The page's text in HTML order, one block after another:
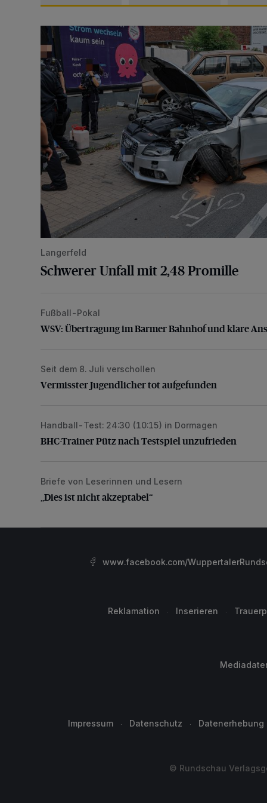
Schwerer Unfall mit 2,48 Promille
Langerfeld
Schwerer Unfall mit 2,48 Promille
WSV: Übertragung im Barmer Bahnhof und klare
Fußball-Pokal
WSV: Übertragung im Barmer Bahnhof und klare
Vermisster Jugendlicher tot aufgefunden
Seit dem 8. Juli verschollen
Vermisster Jugendlicher tot aufgefunden
BHC-Trainer Pütz nach Testspiel unzufrieden
Handball-Test: 24:30 (10:15) in Dormagen
BHC-Trainer Pütz nach Testspiel unzufrieden
„Dies ist nicht akzeptabel“
Briefe von Leserinnen und Lesern
„Dies ist nicht akzeptabel“
www.facebook.com/
Reklamation Inserieren
Impressum Datenschutz Datenerhebung
© Rundschau